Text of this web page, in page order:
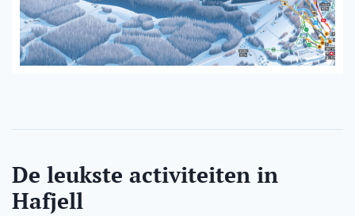
De leukste activiteiten in
Hafjell